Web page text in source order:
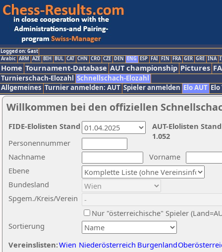
Logged on: Gast
Arabic ARM AZE BIH BUL CAT CHN CRO CZE DEN ENG ESP FAI FIN FRA GER GRE INA
Home Tournament-Database AUT championship Pictures
Turnierschach-Elozahl Schnellschach-Elozahl
Allgemeines Turnier anmelden: AUT Spieler anmelden Elo AUT
Willkommen bei den offiziellen
Nachname
Vorname
Ebene
Sortierung
Personennummer
Bundesland
Spgem./Kreis/Verein
Nur "österreichische" Spieler
Vereinslisten:Wien Niederösterreich Burgenland
AUT-Elolisten
1.052
FIDE-Elolisten Stand